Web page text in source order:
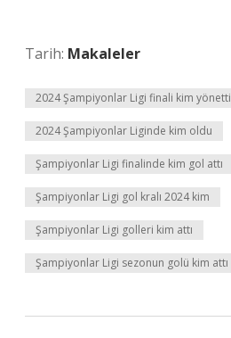
Tarih: Makaleler
2024 Şampiyonlar Ligi finali kim yönetti
2024 Şampiyonlar Liginde kim oldu
Şampiyonlar Ligi finalinde kim gol attı
Şampiyonlar Ligi gol kralı 2024 kim
Şampiyonlar Ligi golleri kim attı
Şampiyonlar Ligi sezonun golü kim attı